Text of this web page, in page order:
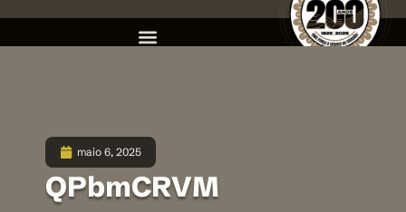
maio 6, 2025
QPbmCRVM